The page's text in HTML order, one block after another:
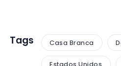
Tags Casa Branca
Estados Unidos